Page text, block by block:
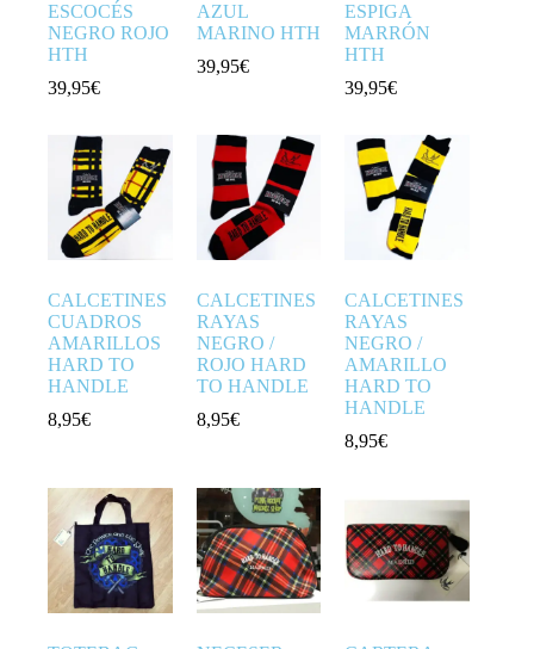
ESCOCÉS
NEGRO ROJO
HTH
39,95€
AZUL
MARINO HTH
39,95€
ESPIGA
MARRÓN
HTH
39,95€
CALCETINES
CUADROS
AMARILLOS
HARD TO
HANDLE
8,95€
CALCETINES
RAYAS
NEGRO /
ROJO HARD
TO HANDLE
8,95€
CALCETINES
RAYAS
NEGRO /
AMARILLO
HARD TO
HANDLE
8,95€